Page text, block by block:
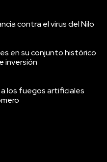
contra el virus del Nilo
en su conjunto histórico
inversión
los fuegos artificiales